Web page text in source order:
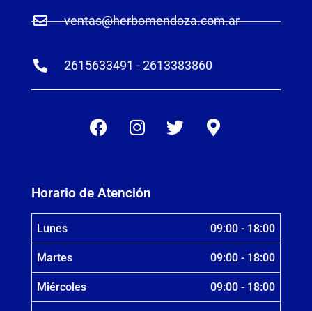
ventas@herbomendoza.com.ar
2615633491 - 2613383860
Horario de Atención
Lunes 09:00 - 18:00
Martes 09:00 - 18:00
Miércoles 09:00 - 18:00